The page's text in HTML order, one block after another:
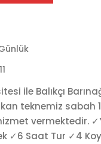
ile Balıkçı
teknemiz sabah
vermektedir.
✓6 Saat Tur ✓4 Koy